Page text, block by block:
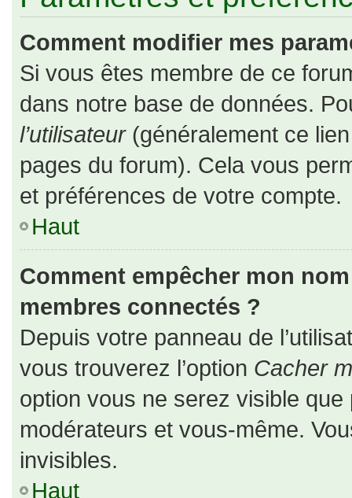
Comment modifier mes
Si vous êtes membre de ce
dans notre base de données.
l’utilisateur(généralement ce
pages du forum). Cela vous
et préférences de votre compte.
Haut
Comment empêcher mon
membres connectés ?
Depuis votre panneau de
vous trouverez l’option Cacher
option vous ne serez visible
modérateurs et vous-même.
invisibles.
Haut